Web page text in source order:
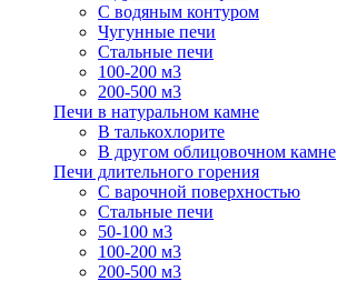
С водяным контуром
Чугунные печи
Стальные печи
100-200 м3
200-500 м3
Печи в натуральном камне
В талькохлорите
В другом облицовочном камне
Печи длительного горения
С варочной поверхностью
Стальные печи
50-100 м3
100-200 м3
200-500 м3